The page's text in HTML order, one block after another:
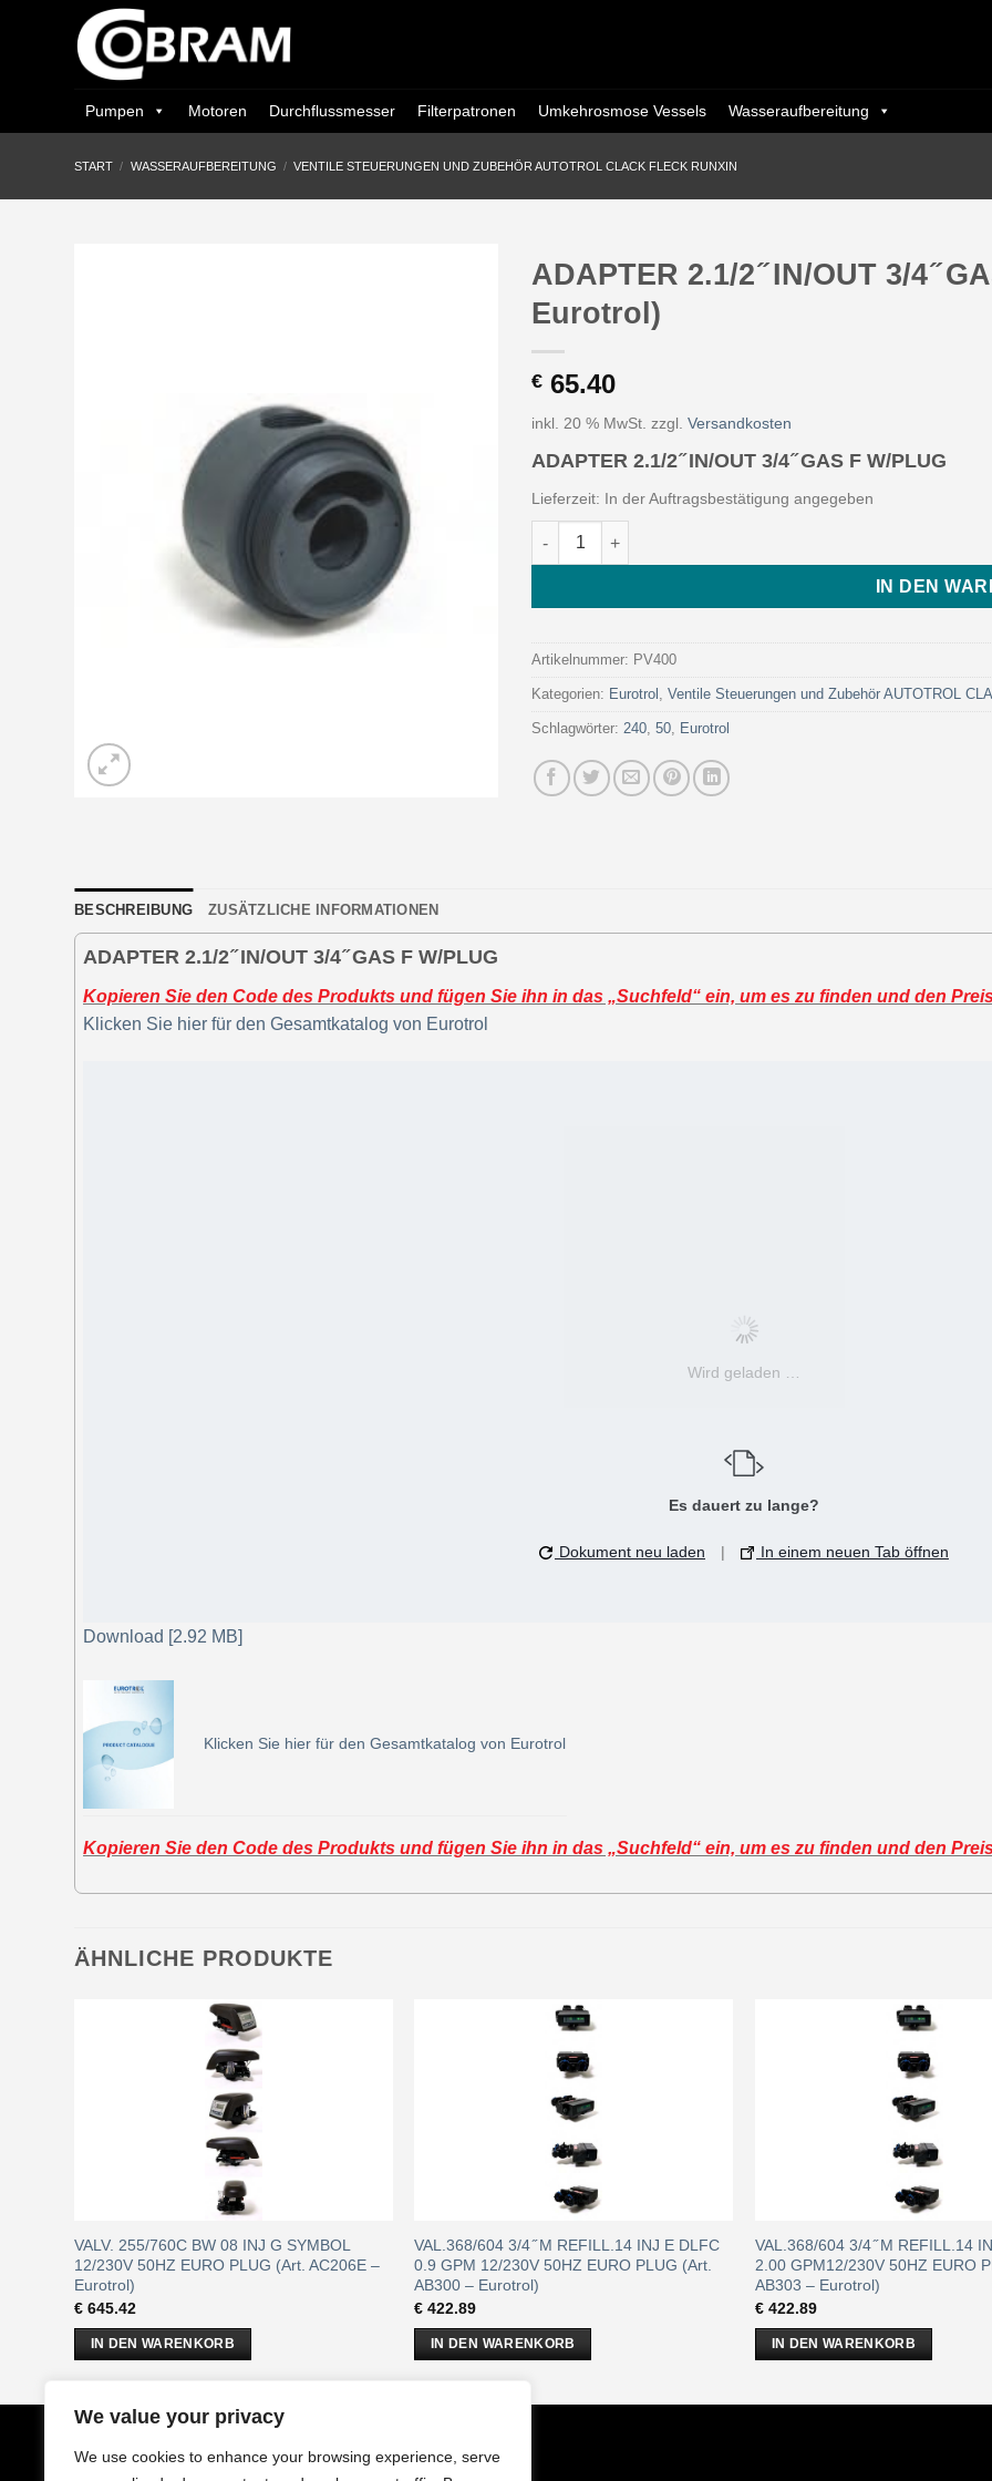
We value your privacy
We use cookies to enhance your browsing experience, serve
Pumpen Motoren Durchflussmesser Filterpatronen Umkehrosmose Vessels Wasseraufbereitung
START / WASSERAUFBEREITUNG / VENTILE STEUERUNGEN UND ZUBEHÖR AUTOTROL CLACK FLECK RUNXIN
ADAPTER 2.1/2 ̋ IN/OUT 3/4
Eurotrol)
€ 65.40
inkl. 20 % MwSt. zzgl.Versandkosten
ADAPTER 2.1/2 ̋ IN/OUT 3/4 ̋ GAS F W/PLUG
Lieferzeit: In der Auftragsbestätigung angegeben
ADAPTER 2.1/2 ̋ IN/OUT 3/4 ̋ GAS F W/PLUG (Art. PV400 -
IN DEN
Artikelnummer: PV400
Kategorien: Eurotrol ,Ventile Steuerungen und Zubehör AUTOTROL
Schlagwörter: 240 ,50 Eurotrol
BESCHREIBUNG ZUSÄTZLICHE INFORMATIONEN
ADAPTER 2.1/2 ̋ IN/OUT 3/4 ̋ GAS F W/PLUG
Kopieren Sie den Code des Produkts und fügen Sie ihn in das „Suchfeld“ ein, um es zu finden und den
Klicken Sie hier für den Gesamtkatalog von Eurotrol
Wird geladen …
Es dauert zu lange?
Dokument neu laden | In einem neuen Tab öffnen
Download [2.92 MB]
Klicken Sie hier für den Gesamtkatalog von Eurotrol
Kopieren Sie den Code des Produkts und fügen Sie ihn in das „Suchfeld“ ein, um es zu finden und den
ÄHNLICHE PRODUKTE
VALV. 255/760C BW 08 INJ G SYMBOL
12/230V 50HZ EURO PLUG (Art. AC206E –
Eurotrol)
€645.42
IN DEN WARENKORB
VAL.368/604 3/4 ̋ M REFILL.14 INJ E DLFC
0.9 GPM 12/230V 50HZ EURO PLUG (Art.
AB300 – Eurotrol)
€ 422.89
IN DEN WARENKORB
VAL.368/604 3/4 ̋ M REFILL.14
2.00 GPM12/230V 50HZ EURO
AB303 – Eurotrol)
€422.89
IN DEN WARENKORB
CobrAmGmbH
Impressum